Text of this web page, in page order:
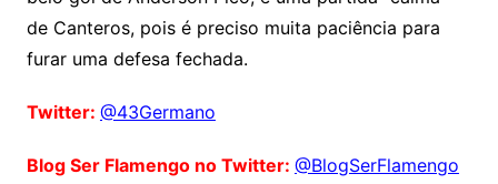
de Canteros, pois é preciso muita paciência para
furar uma defesa fechada.
Twitter: @43Germano
Blog Ser Flamengo no Twitter: @BlogSerFlamengo